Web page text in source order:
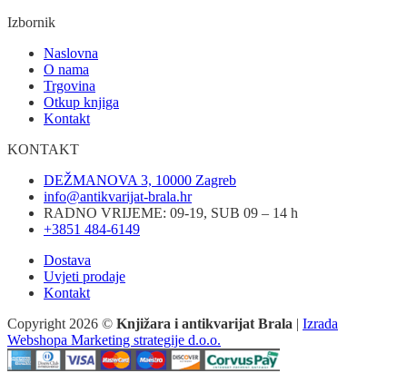
Izbornik
Naslovna
O nama
Trgovina
Otkup knjiga
Kontakt
KONTAKT
DEŽMANOVA 3, 10000 Zagreb
info@antikvarijat-brala.hr
RADNO VRIJEME: 09-19, SUB 09 – 14 h
+3851 484-6149
Dostava
Uvjeti prodaje
Kontakt
Copyright 2026 © Knjižara i antikvarijat Brala | Izrada
Webshopa Marketing strategije d.o.o.